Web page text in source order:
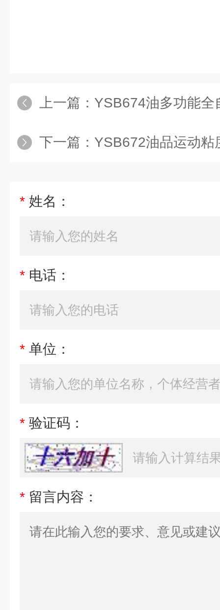
上一篇： YSB674油多功能全
下一篇： YSB672油品运动粘
* 姓名：
* 电话：
* 单位：
* 验证码：
* 留言内容：